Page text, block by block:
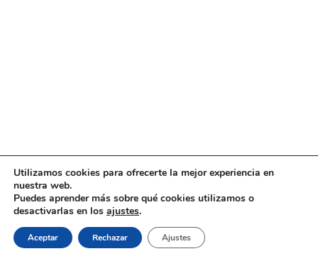
Utilizamos cookies para ofrecerte la mejor experiencia en
nuestra web.
Puedes aprender más sobre qué cookies utilizamos o
desactivarlas en los ajustes.
Aceptar Rechazar Ajustes